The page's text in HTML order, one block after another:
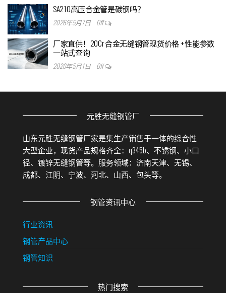
SA210高压合金管是碳钢吗？
2026年5月7日 Off
厂家直供！20Cr 合金无缝钢管现货价格 + 性能参数
一站式查询
2026年5月1日 Off
元胜无缝钢管厂
山东元胜无缝钢管厂家是集生产销售于一体的综合性
大型企业，现货产品规格齐全：q345b、不锈钢、小口
径、镀锌无缝钢管等。服务领域：济南天津、无锡、
成都、江阴、宁波、河北、山西、包头等。
钢管资讯中心
行业资讯
钢管产品中心
钢管知识
热门搜索